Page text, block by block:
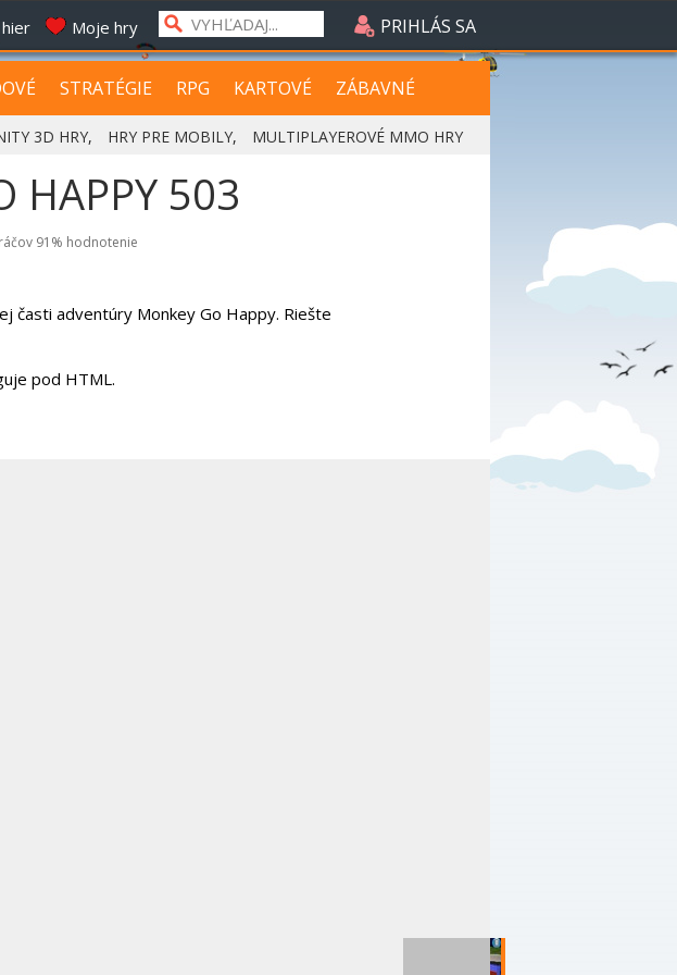
Moje hry PRIHLÁS SA
STRATÉGIE RPG KARTOVÉ ZÁBAVNÉ
3D HRY, HRY PRE MOBILY, MULTIPLAYEROVÉ MMO HRY
HAPPY 503
91% hodnotenie
časti adventúry Monkey Go Happy. Riešte
pod HTML.